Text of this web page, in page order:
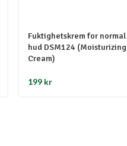
Fuktighetskrem for normal
hud DSM124 (Moisturizing
Cream)
199 kr